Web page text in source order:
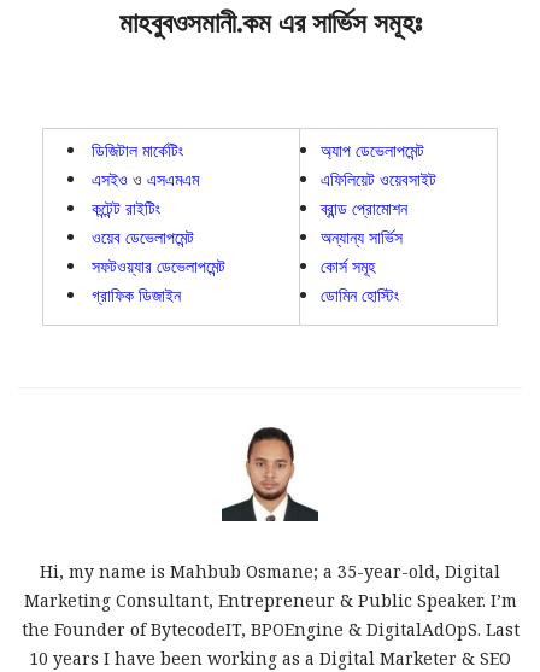
মাহবুবওসমানী.কম এর সার্ভিস সমূহঃ
ডিজিটাল মার্কেটিং
এসইও ও এসএমএম
কন্টেন্ট রাইটিং
ওয়েব ডেভেলাপমেন্ট
সফটওয়্যার ডেভেলাপমেন্ট
গ্রাফিক ডিজাইন
অ্যাপ ডেভেলাপমেন্ট
এফিলিয়েট ওয়েবসাইট
ব্রান্ড প্রোমোশন
অন্যান্য সার্ভিস
কোর্স সমূহ
ডোমিন হোস্টিং
Hi, my name is Mahbub Osmane; a 35-year-old, Digital
Marketing Consultant, Entrepreneur & Public Speaker. I’m
the Founder of BytecodeIT, BPOEngine & DigitalAdOpS. Last
10 years I have been working as a Digital Marketer & SEO